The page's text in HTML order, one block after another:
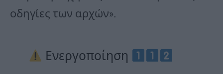
οδηγίες των αρχών».
Ενεργοποίηση